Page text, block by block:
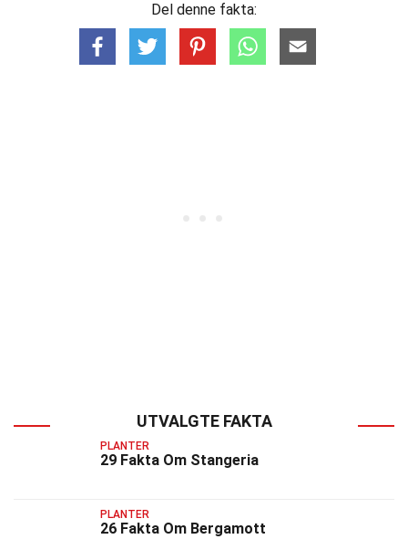
Del denne fakta:
UTVALGTE FAKTA
PLANTER
29 Fakta Om Stangeria
PLANTER
26 Fakta Om Bergamott